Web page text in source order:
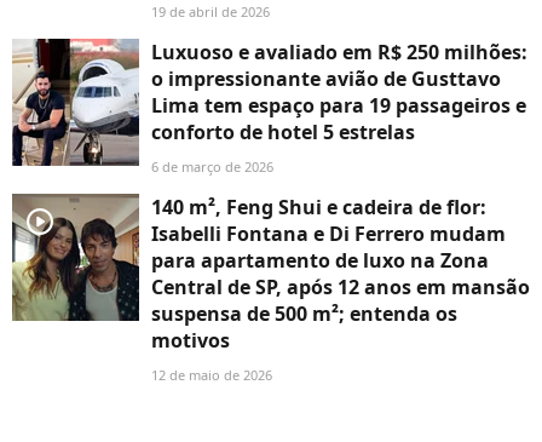
19 de abril de 2026
Luxuoso e avaliado em R$ 250 milhões:
o impressionante avião de Gusttavo
Lima tem espaço para 19 passageiros e
conforto de hotel 5 estrelas
6 de março de 2026
player2
140 m², Feng Shui e cadeira de flor:
Isabelli Fontana e Di Ferrero mudam
para apartamento de luxo na Zona
Central de SP, após 12 anos em mansão
suspensa de 500 m²; entenda os
motivos
12 de maio de 2026